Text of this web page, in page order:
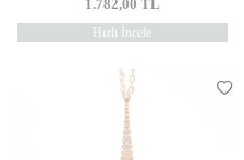
1.782,00 TL
Hızlı İncele